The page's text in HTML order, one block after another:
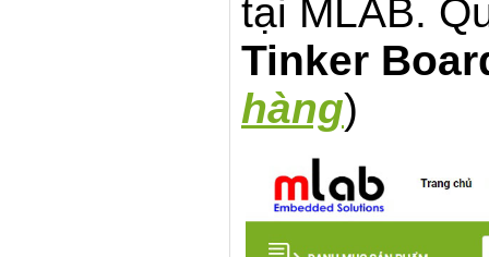
tại MLAB.
Tinker
hàng)